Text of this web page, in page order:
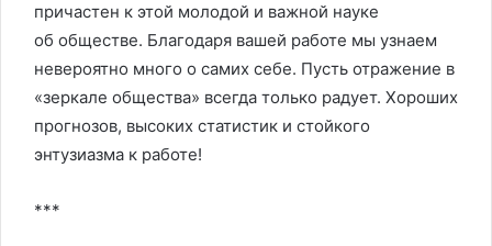
причастен к этой молодой и важной науке
об обществе. Благодаря вашей работе мы узнаем
невероятно много о самих себе. Пусть отражение в
«зеркале общества» всегда только радует. Хороших
прогнозов, высоких статистик и стойкого
энтузиазма к работе!
***